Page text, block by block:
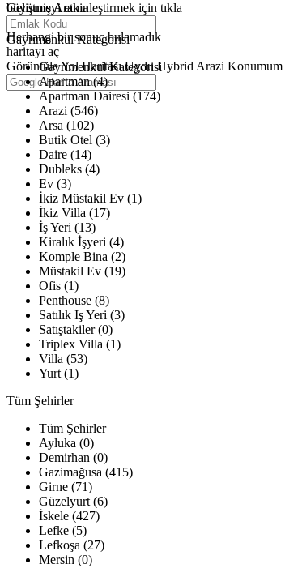
büyütmeyi etkinleştirmek için tıkla
Haritalar yükleniyor
Herhangi bir sonuç bulamadık
haritayı aç
GörüntüleYol Haritası Uydu Hybrid Arazi Konumum
Gelişmiş Arama
Gayrimenkul Kategorisi
Gayrimenkul Kategorisi
Apartman (4)
Apartman Dairesi (174)
Arazi (546)
Arsa (102)
Butik Otel (3)
Daire (14)
Dubleks (4)
Ev (3)
İkiz Müstakil Ev (1)
İkiz Villa (17)
İş Yeri (13)
Kiralık İşyeri (4)
Komple Bina (2)
Müstakil Ev (19)
Ofis (1)
Penthouse (8)
Satılık Iş Yeri (3)
Satıştakiler (0)
Triplex Villa (1)
Villa (53)
Yurt (1)
Tüm Şehirler
Tüm Şehirler
Ayluka (0)
Demirhan (0)
Gazimağusa (415)
Girne (71)
Güzelyurt (6)
İskele (427)
Lefke (5)
Lefkoşa (27)
Mersin (0)